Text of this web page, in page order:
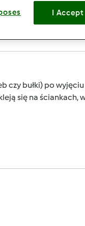
czy bułki) po
się na ściankach,
I Accept